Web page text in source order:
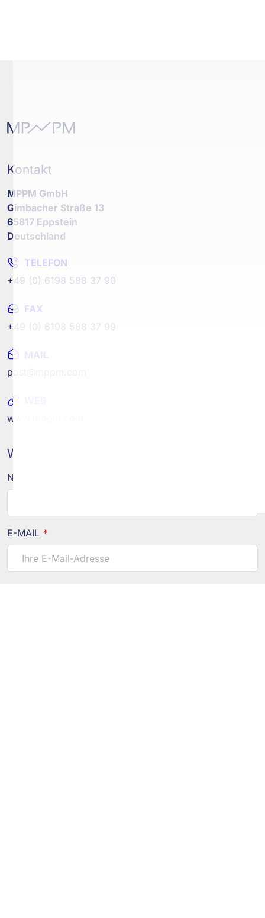
Kontakt
MPPM GmbH
Gimbacher Straße 13
65817 Eppstein
Deutschland
TELEFON
+49 (0) 6198 588 37 90
FAX
+49 (0) 6198 588 37 99
post@mppm.com
www.mppm.com
Wir freuen uns auf Ihre Nachricht
NAME
E-MAIL *